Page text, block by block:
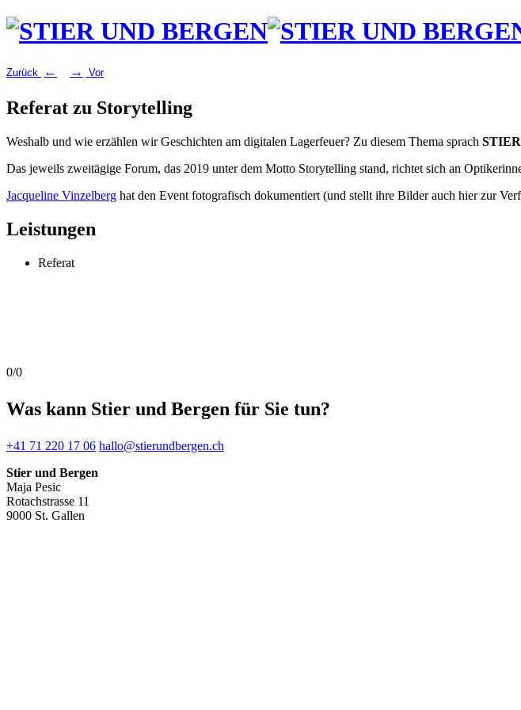
Zurück ← → Vor
Referat zu Storytelling
Weshalb und wie erzählen wir Geschichten am digitalen Lagerfeuer? Zu diesem Thema sprach
Das jeweils zweitägige Forum, das 2019 unter dem Motto Storytelling stand, richtet sich an
Jacqueline Vinzelberg hat den Event fotografisch dokumentiert (und stellt ihre Bilder auch hier zur
Leistungen
Referat
0/0
Was kann Stier und Bergen für Sie tun?
+41 71 220 17 06 hallo@stierundbergen.ch
Stier und Bergen
Maja Pesic
Rotachstrasse 11
9000 St. Gallen